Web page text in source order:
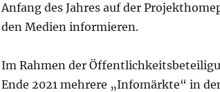
Anfang des Jahres auf der
den Medien informieren.
Im Rahmen der
Ende 2021 mehrere „Infomärkte“ in